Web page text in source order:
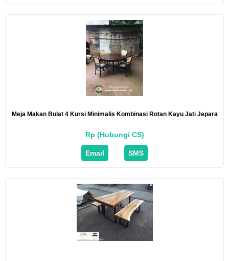
Meja Makan Bulat 4 Kursi Minimalis Kombinasi Rotan Kayu Jati Jepara
Rp (Hubungi CS)
Email SMS